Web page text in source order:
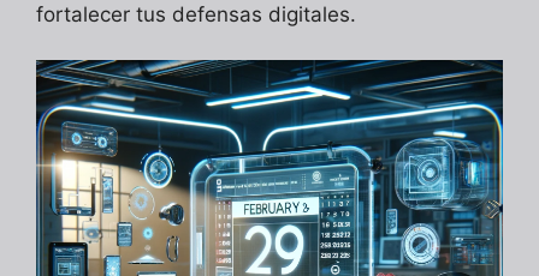
fortalecer tus defensas digitales.